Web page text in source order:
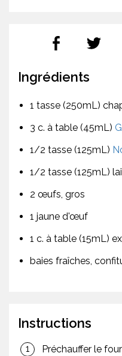
Ingrédients
1 tasse (250mL)
3 c. à table (45mL)
1/2 tasse (125mL)
1/2 tasse (125mL)
2 œufs, gros
1 jaune d'œuf
1 c. à table (15mL)
baies fraîches,
Instructions
Préchauffer le